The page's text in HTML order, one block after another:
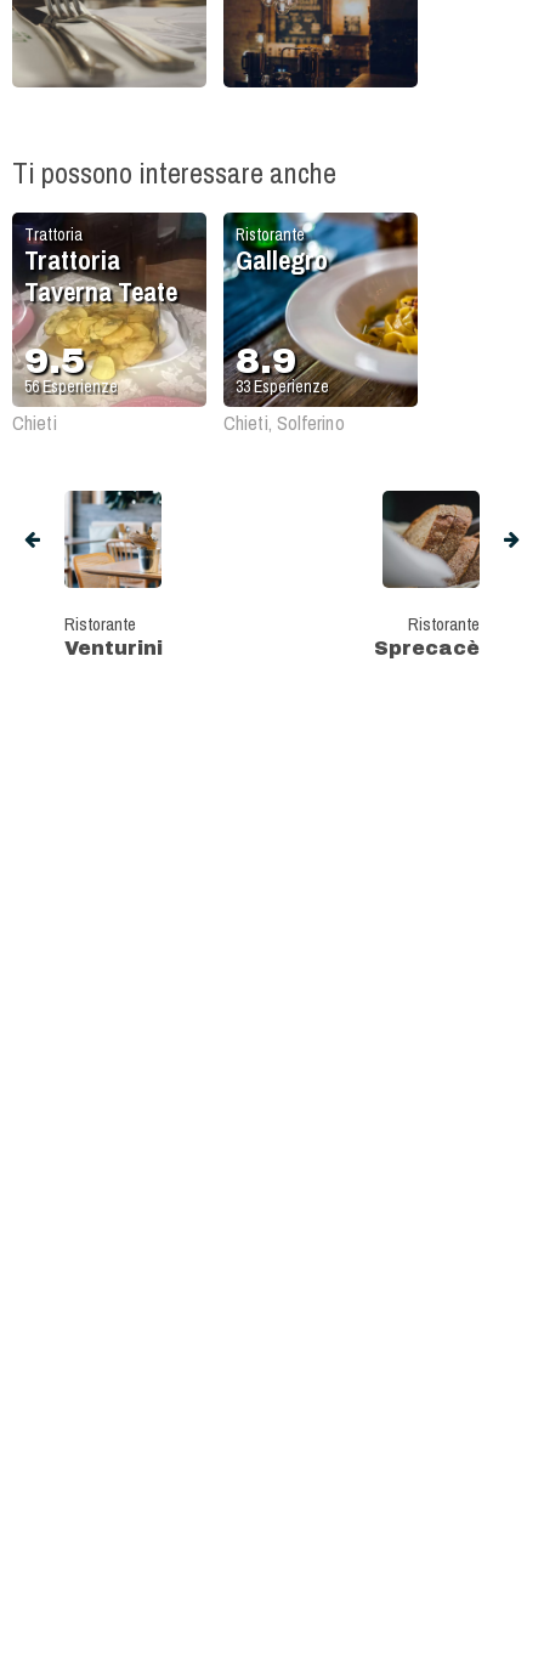
Ti possono interessare anche
Trattoria
Trattoria
Taverna Teate
9.5
56Esperienze
Chieti
Ristorante
Gallegro
8.9
33Esperienze
Chieti, Solferino
Ristorante
Venturini
Ristorante
Sprecacè